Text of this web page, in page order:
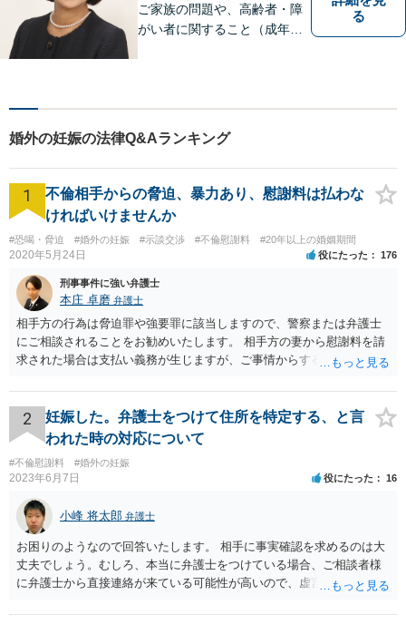
ご家族の問題や、高齢者・障
がい者に関すること（成年後
い。
る
婚外の妊娠の法律Q&Aランキング
1
不倫相手からの脅迫、暴力あり、慰謝料は払わな
ければいけませんか
#恐喝・脅迫 #婚外の妊娠 #示談交渉 #不倫慰謝料 #20年以上の婚姻期間
2020年5月24日 役にたった 176
刑事事件に強い弁護士
本庄 卓磨 弁護士
相手方の行為は脅迫罪や強要罪に該当しますので、警察または弁護士
にご相談されることをお勧めいたします。 相手方の妻から慰謝料を請
求された場合は支払い義務が生じますが、ご事情からすると減額交渉
2
妊娠した。弁護士をつけて住所を特定する、と言
われた時の対応について
#不倫慰謝料 #婚外の妊娠
2023年6月7日 役にたった 16
小峰 将太郎 弁護士
お困りのようなので回答いたします。 相手に事実確認を求めるのは大
丈夫でしょう。むしろ、本当に弁護士をつけている場合、ご相談者様
に弁護士から直接連絡が来ている可能性が高いので、虚言の可能性も
相手にそのことを聞くことに問題はありません。 逆に本当に弁護士を